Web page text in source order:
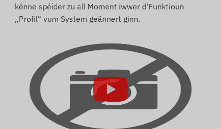
kënne spéider zu all Moment iwwer d'Funktioun
„Profil“ vum System geännert ginn.